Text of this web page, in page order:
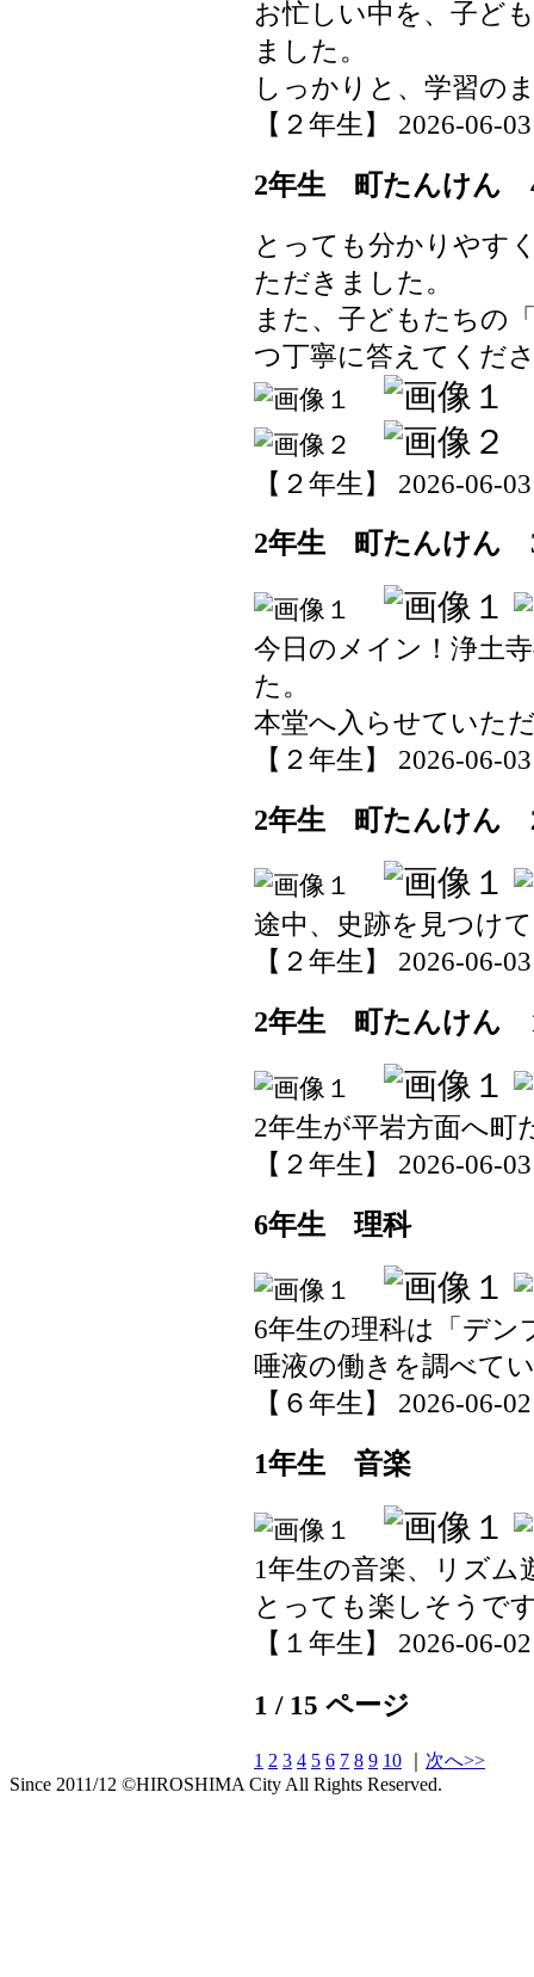
お忙しい中を、子ど
ました。
しっかりと、学習の
【２年生】 2026-06-
2年生 町たんけん
とっても分かりやす
ただきました。
また、子どもたちの
つ丁寧に答えてくだ
【２年生】 2026-06-
2年生 町たんけん
今日のメイン！浄土
た。
本堂へ入らせていた
【２年生】 2026-06-
2年生 町たんけん
途中、史跡を見つけ
【２年生】 2026-06-
2年生 町たんけん
2年生が平岩方面へ町
【２年生】 2026-06-
6年生 理科
6年生の理科は「デン
唾液の働きを調べて
【６年生】 2026-06-
1年生 音楽
1年生の音楽、リズム
とっても楽しそうで
【１年生】 2026-06-
1 / 15 ページ
1 2 3 4 5 6 7 8 9 10
次へ>>
Since 2011/12 ©HIROSHIMA City All Rights Reserved.